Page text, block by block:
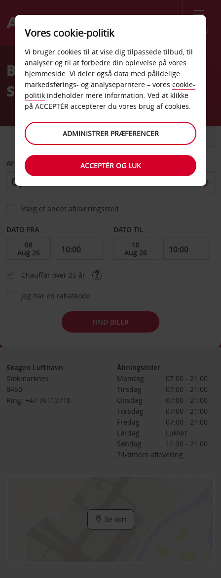
Menu
Welcome
AvisBilleje Stokmarknes
Skagen Lufthavn
VAREVOGN
AFHENT FRA
Vælg et andet afleveringssted
DATO FRA DATO TIL
Chauffør over 25 år
Jeg har en rabatkode
FIND BILER
Skagen Lufthavn
Stokmarknes
8450
Ring: +47 76113710
Åbningstider
Mandag
07:00 - 21:00
Tirsdag
07:00 - 21:00
Onsdag
07:00 - 21:00
Torsdag
07:00 - 21:00
Fredag
07:00 - 21:00
Lørdag
Lukket
Søndag
11:30 - 21:00
24-timers aflevering
Se kort
Vores cookie-politik
Vi bruger cookies til at vise dig tilpassede tilbud, til
analyser og til at forbedre din oplevelse på vores
hjemmeside. Vi deler også data med pålidelige
markedsførings- og analyseparntere – vores cookie-
politik indeholder mere information. Ved at klikke
på ACCEPTÉR accepterer du vores brug af cookies.
ADMINISTRER PRÆFERENCER
ACCEPTÉR OG LUK